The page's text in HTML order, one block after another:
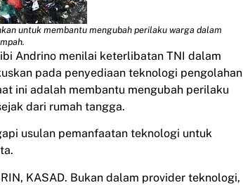
untuk membantu mengubah perilaku warga dalam
Andrino menilai keterlibatan TNI dalam
pada penyediaan teknologi pengolahan
ini adalah membantu mengubah perilaku
dari rumah tangga.
usulan pemanfaatan teknologi untuk
KASAD. Bukan dalam provider teknologi,